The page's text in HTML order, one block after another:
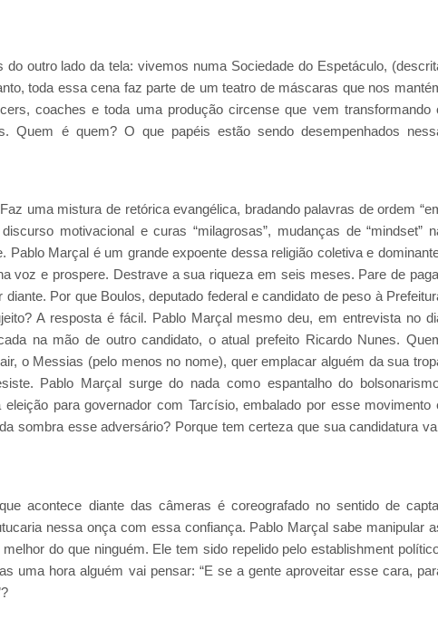
outro lado da tela: vivemos numa Sociedade do Espetáculo,
toda essa cena faz parte de um teatro de máscaras que nos
coaches e toda uma produção circense que vem transformando
Quem é quem? O que papéis estão sendo desempenhados
uma mistura de retórica evangélica, bradando palavras de ordem
motivacional e curas “milagrosas”, mudanças de “mindset”
Pablo Marçal é um grande expoente dessa religião coletiva e
voz e prospere. Destrave a sua riqueza em seis meses. Pare de
Por que Boulos, deputado federal e candidato de peso à
A resposta é fácil. Pablo Marçal mesmo deu, em entrevista no
na mão de outro candidato, o atual prefeito Ricardo Nunes.
o Messias (pelo menos no nome), quer emplacar alguém da sua
Pablo Marçal surge do nada como espantalho do
para governador com Tarcísio, embalado por esse movimento
sombra esse adversário? Porque tem certeza que sua candidatura
acontece diante das câmeras é coreografado no sentido de
nessa onça com essa confiança. Pablo Marçal sabe manipular
do que ninguém. Ele tem sido repelido pelo establishment
uma hora alguém vai pensar: “E se a gente aproveitar esse cara,